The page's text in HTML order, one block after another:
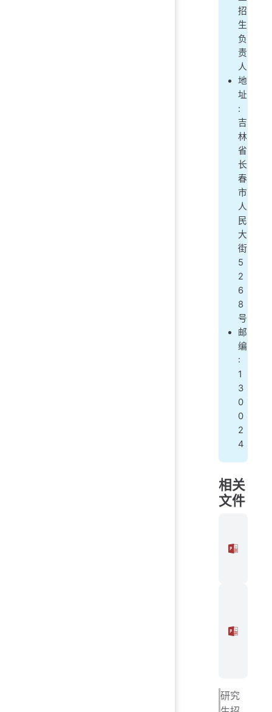
招
生
负
责
人
地
址
:
吉
林
省
长
春
市
人
民
大
街
5
2
6
8
号
邮
编
:
1
3
0
0
2
4
相关
文件
研究